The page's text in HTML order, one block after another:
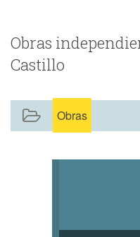
crecimiento
Reiki (2010),
Portador de luz
mundo interior.
espacios
Literaria
Octava
Coronda,
ámbito cultural.
Obras
Castillo
Obras